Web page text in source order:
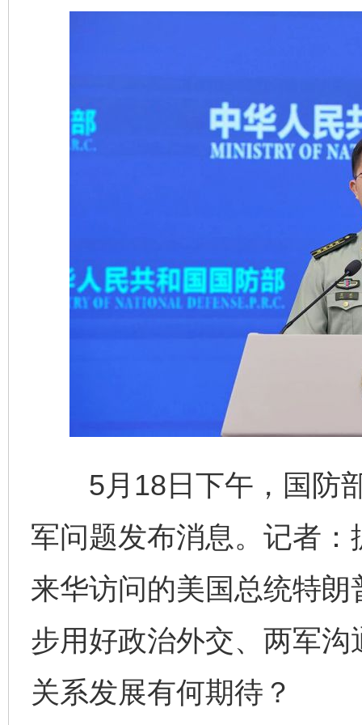
5月18日下午，国防部
军问题发布消息。记者
来华访问的美国总统特
步用好政治外交、两军
关系发展有何期待？